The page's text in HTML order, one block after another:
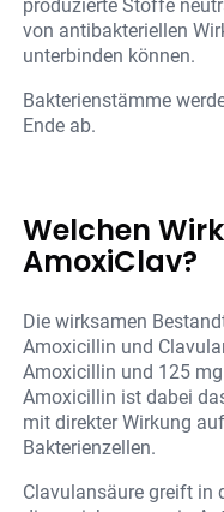
produzierte Stoffe
von antibakteriellen
unterbinden können.
Bakterienstämme
Ende ab.
Welchen
AmoxiClav?
Die wirksamen
Amoxicillin und
Amoxicillin und 125
Amoxicillin ist dabei
mit direkter Wirkung
Bakterienzellen.
Clavulansäure greift in